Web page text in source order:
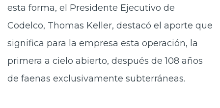
esta forma, el Presidente Ejecutivo de
Codelco, Thomas Keller, destacó el aporte que
significa para la empresa esta operación, la
primera a cielo abierto, después de 108 años
de faenas exclusivamente subterráneas.